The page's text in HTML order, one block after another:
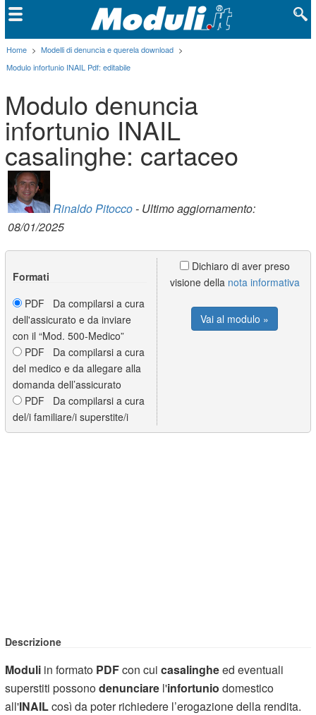
Home > Modelli di denuncia e querela download >
Modulo infortunio INAIL Pdf: editabile
Modulo denuncia
infortunio INAIL
casalinghe: cartaceo
Rinaldo Pitocco- Ultimo aggiornamento:
08/01/2025
Formati
PDF Da compilarsi a cura
dell'assicurato e da inviare
con il “Mod. 500-Medico”
PDF Da compilarsi a cura
del medico e da allegare alla
domanda dell’assicurato
PDF Da compilarsi a cura
del/i familiare/i superstite/i
Dichiaro di aver preso
visione della nota informativa
Vai al modulo »
Descrizione
Moduli in formato PDFcon cuicasalingheed eventuali
superstiti possonodenunciare l'infortunio domestico
all'INAILcosì da poter richiedere l’erogazione della rendita.